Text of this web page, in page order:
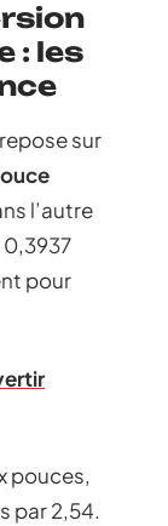
: les
sur
l’autre
pour
pouces,
par 2,54.